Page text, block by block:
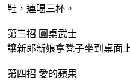
鞋，連喝三杯。
第三招 圓桌武士
讓新郎新娘拿凳子坐到桌面
第四招 愛的蘋果